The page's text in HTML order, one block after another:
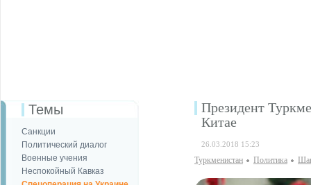
Темы
Санкции
Политический диалог
Военные учения
Неспокойный Кавказ
Президент
Китае
26.03.2018 15:23
Туркменистан Политика